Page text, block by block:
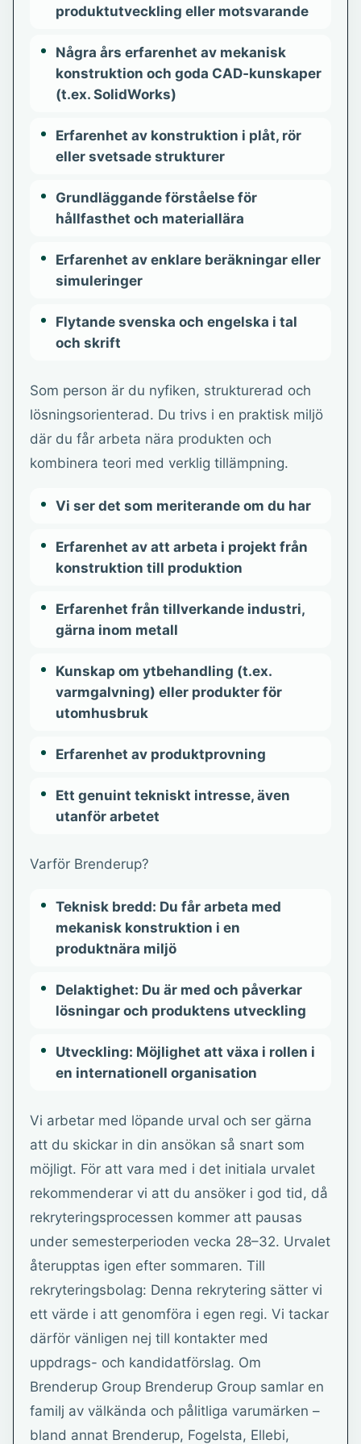
produktutveckling eller motsvarande
Några års erfarenhet av mekanisk
konstruktion och goda CAD‑kunskaper
(t.ex. SolidWorks)
Erfarenhet av konstruktion i plåt, rör
eller svetsade strukturer
Grundläggande förståelse för
hållfasthet och materiallära
Erfarenhet av enklare beräkningar eller
simuleringer
Flytande svenska och engelska i tal
och skrift
Som person är du nyfiken, strukturerad och
lösningsorienterad. Du trivs i en praktisk miljö
där du får arbeta nära produkten och
kombinera teori med verklig tillämpning.
Vi ser det som meriterande om du har
Erfarenhet av att arbeta i projekt från
konstruktion till produktion
Erfarenhet från tillverkande industri,
gärna inom metall
Kunskap om ytbehandling (t.ex.
varmgalvning) eller produkter för
utomhusbruk
Erfarenhet av produktprovning
Ett genuint tekniskt intresse, även
utanför arbetet
Varför Brenderup?
Teknisk bredd: Du får arbeta med
mekanisk konstruktion i en
produktnära miljö
Delaktighet: Du är med och påverkar
lösningar och produktens utveckling
Utveckling: Möjlighet att växa i rollen i
en internationell organisation
Vi arbetar med löpande urval och ser gärna
att du skickar in din ansökan så snart som
möjligt. För att vara med i det initiala urvalet
rekommenderar vi att du ansöker i god tid, då
rekryteringsprocessen kommer att pausas
under semesterperioden vecka 28–32. Urvalet
återupptas igen efter sommaren. Till
rekryteringsbolag: Denna rekrytering sätter vi
ett värde i att genomföra i egen regi. Vi tackar
därför vänligen nej till kontakter med
uppdrags- och kandidatförslag. Om
Brenderup Group Brenderup Group samlar en
familj av välkända och pålitliga varumärken –
bland annat Brenderup, Fogelsta, Ellebi,